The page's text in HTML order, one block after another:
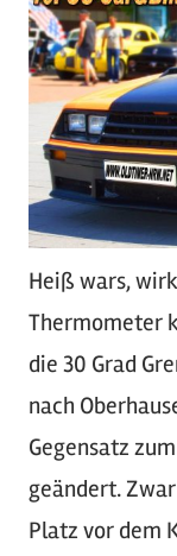
Heiß wars,
Thermometer
die 30 Grad
nach
Gegensatz
geändert.
Platz vor dem